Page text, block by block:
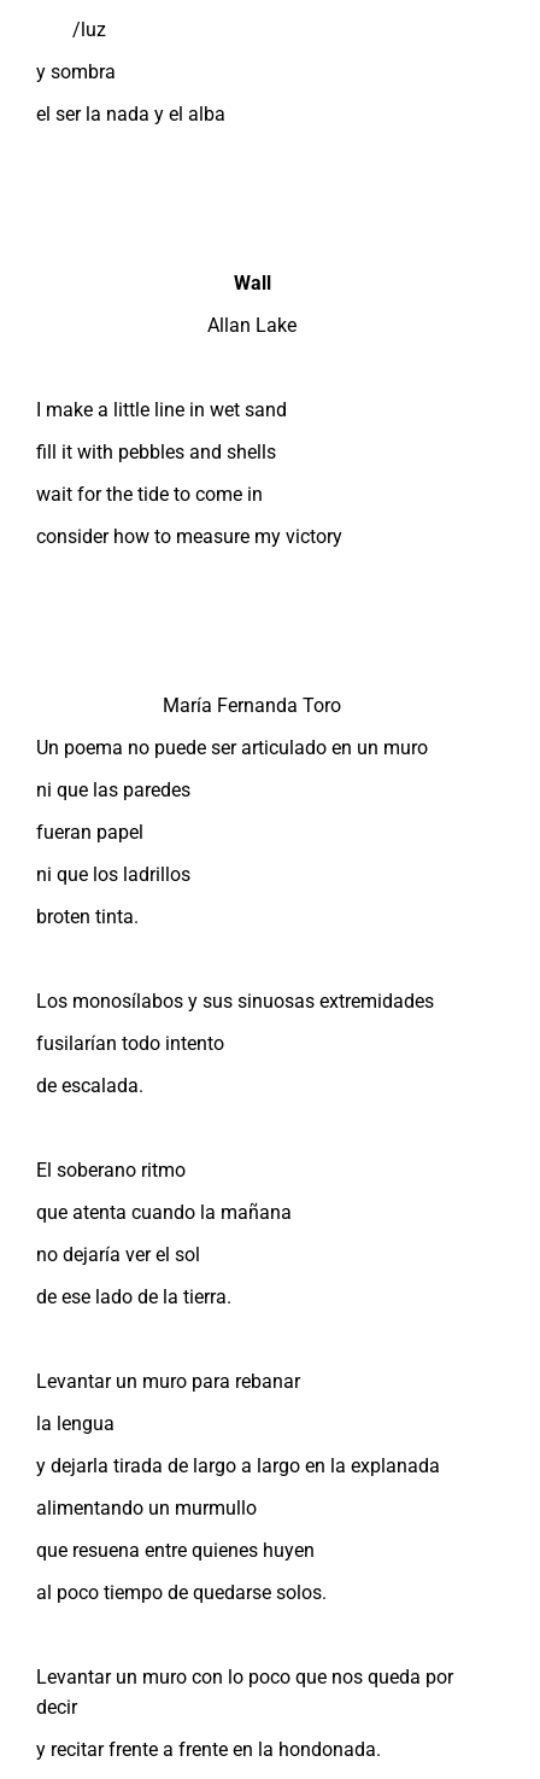
/luz
y sombra
el ser la nada y el alba
Wall
Allan Lake
I make a little line in wet sand
fill it with pebbles and shells
wait for the tide to come in
consider how to measure my victory
María Fernanda Toro
Un poema no puede ser articulado en un muro
ni que las paredes
fueran papel
ni que los ladrillos
broten tinta.
Los monosílabos y sus sinuosas extremidades
fusilarían todo intento
de escalada.
El soberano ritmo
que atenta cuando la mañana
no dejaría ver el sol
de ese lado de la tierra.
Levantar un muro para rebanar
la lengua
y dejarla tirada de largo a largo en la explanada
alimentando un murmullo
que resuena entre quienes huyen
al poco tiempo de quedarse solos.
Levantar un muro con lo poco que nos queda por
decir
y recitar frente a frente en la hondonada.